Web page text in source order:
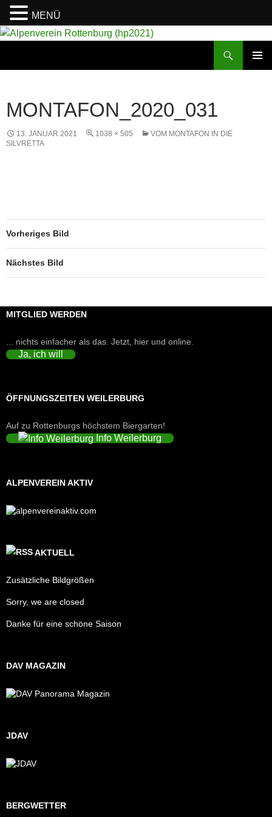
MONTAFON_2020_031
13. JANUAR 2021 1038 × 505
VOM MONTAFON IN DIE
SILVRETTA
Vorheriges Bild
Nächstes Bild
MITGLIED WERDEN
... nichts einfacher als das. Jetzt, hier und online.
Ja, ich will
ÖFFNUNGSZEITEN WEILERBURG
Auf zu Rottenburgs höchstem Biergarten!
Info Weilerburg
ALPENVEREIN AKTIV
AKTUELL
Zusätzliche Bildgrößen
Sorry, we are closed
Danke für eine schöne Saison
DAV MAGAZIN
JDAV
BERGWETTER
MENÜ